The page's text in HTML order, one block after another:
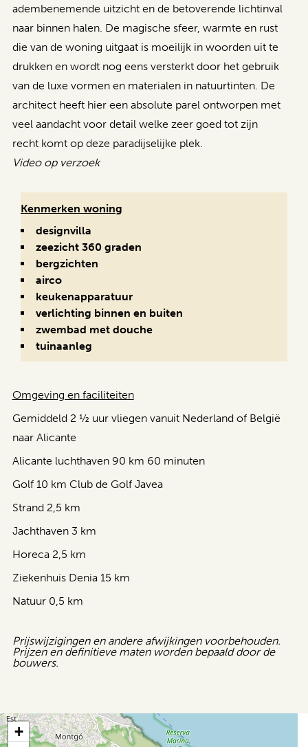
adembenemende uitzicht en de betoverende lichtinval
naar binnen halen. De magische sfeer, warmte en rust
die van de woning uitgaat is moeilijk in woorden uit te
drukken en wordt nog eens versterkt door het gebruik
van de luxe vormen en materialen in natuurtinten. De
architect heeft hier een absolute parel ontworpen met
veel aandacht voor detail welke zeer goed tot zijn
recht komt op deze paradijselijke plek.
Video op verzoek
Kenmerken woning
designvilla
zeezicht 360 graden
bergzichten
airco
keukenapparatuur
verlichting binnen en buiten
zwembad met douche
tuinaanleg
Omgeving en faciliteiten
Gemiddeld 2 ½ uur vliegen vanuit Nederland of België
naar Alicante
Alicante luchthaven 90 km 60 minuten
Golf 10 km Club de Golf Javea
Strand 2,5 km
Jachthaven 3 km
Horeca 2,5 km
Ziekenhuis Denia 15 km
Natuur 0,5 km
Prijswijzigingen en andere afwijkingen voorbehouden.
Prijzen en definitieve maten worden bepaald door de
bouwers.
+